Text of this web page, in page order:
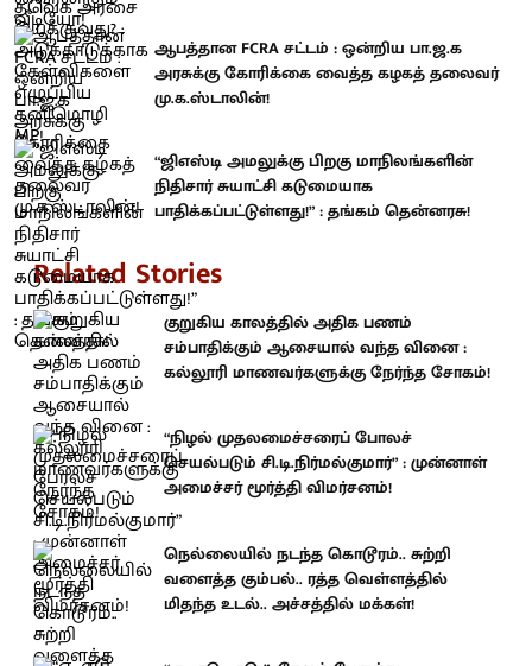
ஆபத்தான FCRA சட்டம் : ஒன்றிய பா.ஜ.க
அரசுக்கு கோரிக்கை வைத்த கழகத் தலைவர்
மு.க.ஸ்டாலின்!
“ஜிஎஸ்டி அமலுக்கு பிறகு மாநிலங்களின்
நிதிசார் சுயாட்சி கடுமையாக
பாதிக்கப்பட்டுள்ளது!” : தங்கம் தென்னரசு!
Related Stories
குறுகிய காலத்தில் அதிக பணம்
சம்பாதிக்கும் ஆசையால் வந்த வினை :
கல்லூரி மாணவர்களுக்கு நேர்ந்த சோகம்!
“நிழல் முதலமைச்சரைப் போலச்
செயல்படும் சி.டி.நிர்மல்குமார்” : முன்னாள்
அமைச்சர் மூர்த்தி விமர்சனம்!
நெல்லையில் நடந்த கொடூரம்.. சுற்றி
வளைத்த கும்பல்.. ரத்த வெள்ளத்தில்
மிதந்த உடல்.. அச்சத்தில் மக்கள்!